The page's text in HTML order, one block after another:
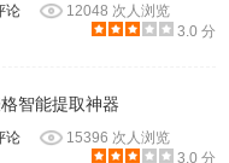
论
12048 次人浏览
3.0 分
智能提取神器
论
15396 次人浏览
3.0 分